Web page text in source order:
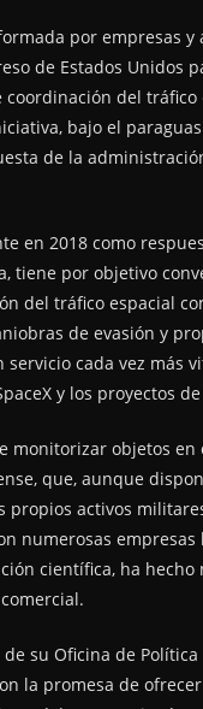
por empresas
de Estados Unidos
del tráfico
bajo el
de la
en 2018 como
tiene por objetivo
del tráfico espacial
de evasión y
cada vez más
y los proyectos
monitorizar objetos
que, aunque
propios activos
numerosas
científica, ha
su Oficina de Política
la promesa de